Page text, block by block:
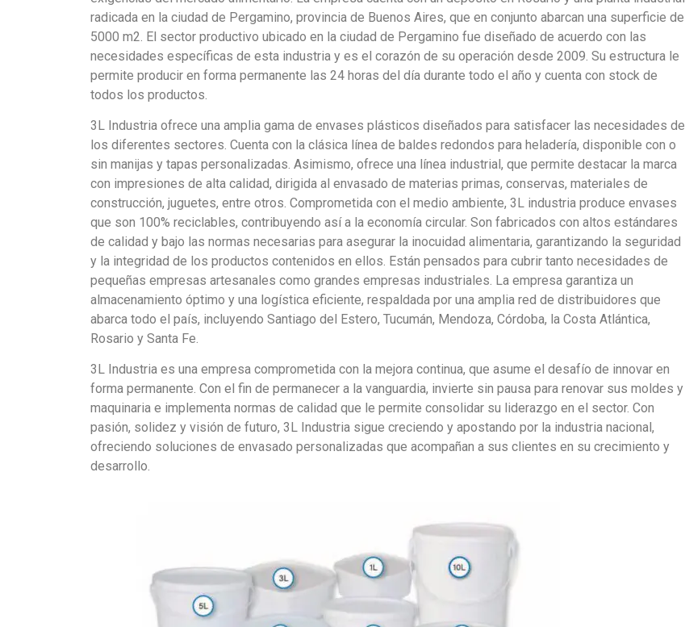
radicada en la ciudad de Pergamino, provincia de Buenos Aires, que en conjunto abarcan una superficie de
5000 m2. El sector productivo ubicado en la ciudad de Pergamino fue diseñado de acuerdo con las
necesidades específicas de esta industria y es el corazón de su operación desde 2009. Su estructura le
permite producir en forma permanente las 24 horas del día durante todo el año y cuenta con stock de
todos los productos.
3L Industria ofrece una amplia gama de envases plásticos diseñados para satisfacer las necesidades de
los diferentes sectores. Cuenta con la clásica línea de baldes redondos para heladería, disponible con o
sin manijas y tapas personalizadas. Asimismo, ofrece una línea industrial, que permite destacar la marca
con impresiones de alta calidad, dirigida al envasado de materias primas, conservas, materiales de
construcción, juguetes, entre otros. Comprometida con el medio ambiente, 3L industria produce envases
que son 100% reciclables, contribuyendo así a la economía circular. Son fabricados con altos estándares
de calidad y bajo las normas necesarias para asegurar la inocuidad alimentaria, garantizando la seguridad
y la integridad de los productos contenidos en ellos. Están pensados para cubrir tanto necesidades de
pequeñas empresas artesanales como grandes empresas industriales. La empresa garantiza un
almacenamiento óptimo y una logística eficiente, respaldada por una amplia red de distribuidores que
abarca todo el país, incluyendo Santiago del Estero, Tucumán, Mendoza, Córdoba, la Costa Atlántica,
Rosario y Santa Fe.
3L Industria es una empresa comprometida con la mejora continua, que asume el desafío de innovar en
forma permanente. Con el fin de permanecer a la vanguardia, invierte sin pausa para renovar sus moldes y
maquinaria e implementa normas de calidad que le permite consolidar su liderazgo en el sector. Con
pasión, solidez y visión de futuro, 3L Industria sigue creciendo y apostando por la industria nacional,
ofreciendo soluciones de envasado personalizadas que acompañan a sus clientes en su crecimiento y
desarrollo.